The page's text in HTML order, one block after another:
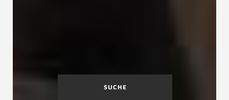
SUCHE